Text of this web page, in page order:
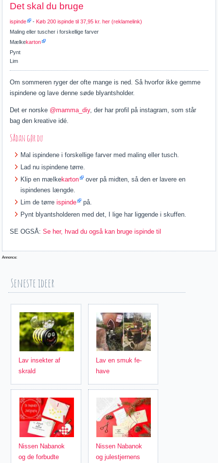
Det skal du bruge
ispinde - Køb 200 ispinde til 37,95 kr. her (reklamelink)
Maling eller tuscher i forskellige farver
Mælkekarton
Pynt
Lim
Om sommeren ryger der ofte mange is ned. Så hvorfor ikke gemme
ispindene og lave denne søde blyantsholder.
Det er norske @mamma_diy, der har profil på instagram, som står
bag den kreative idé.
Sådan gør du
Mal ispindene i forskellige farver med maling eller tusch.
Lad nu ispindene tørre.
Klip en mælkekarton
over på midten, så den er lavere en
ispindenes længde.
Lim de tørreispinde
på.
Pynt blyantsholderen med det, I lige har liggende i skuffen.
SE OGSÅ:Se her, hvad du også kan bruge ispinde til
Annonce:
Seneste ideer
Lav insekter af
skrald
Lav en smuk fe-
have
Nissen Nabanok
og de forbudte
Nissen Nabanok
og julestjernens